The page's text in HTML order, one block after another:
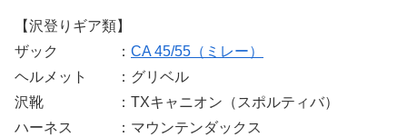
【沢登りギア類】
ザック ： CA 45/55（ミレー）
ヘルメット ：グリベル
沢靴 ：TXキャニオン（スポルティバ）
ハーネス ：マウンテンダックス